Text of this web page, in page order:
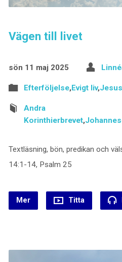
Vägen till livet
sön 11 maj 2025
Efterföljelse,Evigt liv,Jesus
Andra
Korinthierbrevet,
Textläsning, bön, predikan och
14:1-14, Psalm 25
Mer Titta